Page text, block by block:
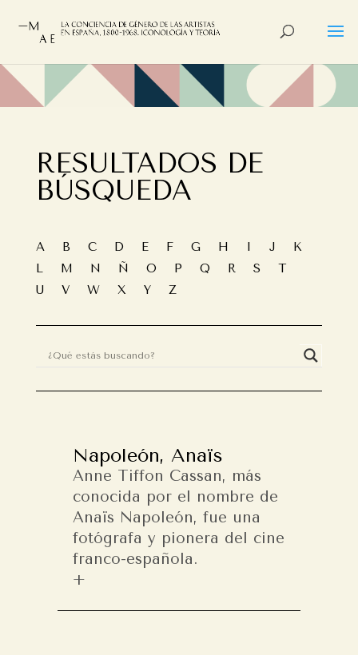
RESULTADOS DE
BÚSQUEDA
A B C D E F G H I J K
L M N Ñ O P Q R S T
U V W X Y Z
Napoleón, Anaïs
Anne Tiffon Cassan, más
conocida por el nombre de
Anaïs Napoleón, fue una
fotógrafa y pionera del cine
franco-española.